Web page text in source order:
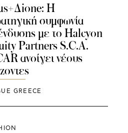
Η
συμφωνία
με το Halcyon
Partners S.C.A.
ανοίγει νέους
GREECE